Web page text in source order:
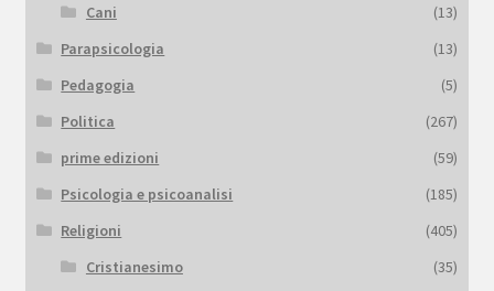
Cani
(13)
Parapsicologia
(13)
Pedagogia
(5)
Politica
(267)
prime edizioni
(59)
Psicologia e psicoanalisi
(185)
Religioni
(405)
Cristianesimo
(35)